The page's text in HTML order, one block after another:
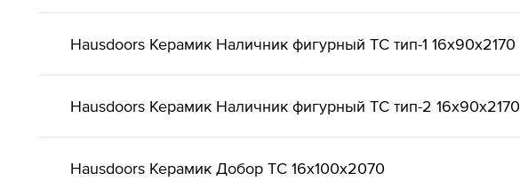
Hausdoors Керамик Наличник фигурный ТС тип-1 16x90x2170
Hausdoors Керамик Наличник фигурный ТС тип-2 16x90x2170
Hausdoors Керамик Добор ТС 16x100x2070